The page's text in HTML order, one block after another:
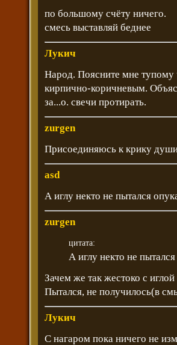
по большому счёту ничего.
смесь выставляй беднее
Лукич
Народ. Поясните мне тупому
кирпично-коричневым.
за...о. свечи протирать.
zurgen
Присоединяюсь к крику
asd
А иглу некто не пытался
zurgen
цитата:
А иглу некто не
Зачем же так жестоко с
Пытался, не получилось(в
Лукич
С нагаром пока ничего не